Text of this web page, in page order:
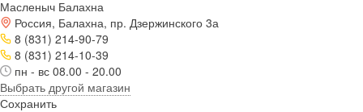
Масленыч Балахна
Россия, Балахна, пр. Дзержинского 3а
8 (831) 214-90-79
8 (831) 214-10-39
пн - вс 08.00 - 20.00
Выбрать другой магазин
Сохранить